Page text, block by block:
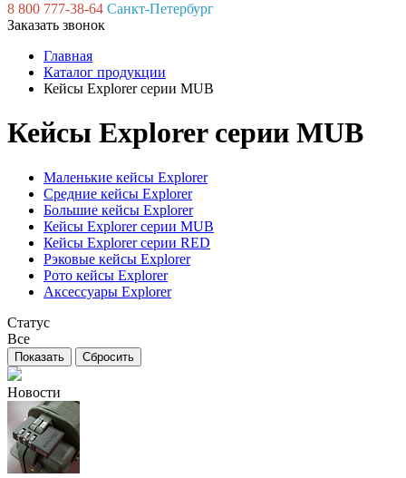
8 800 777-38-64 Санкт-Петербург
Заказать звонок
Главная
Каталог продукции
Кейсы Explorer серии MUB
Кейсы Explorer серии MUB
Маленькие кейсы Explorer
Средние кейсы Explorer
Большие кейсы Explorer
Кейсы Explorer серии MUB
Кейсы Explorer серии RED
Рэковые кейсы Explorer
Рото кейсы Explorer
Аксессуары Explorer
Статус
Все
Новости